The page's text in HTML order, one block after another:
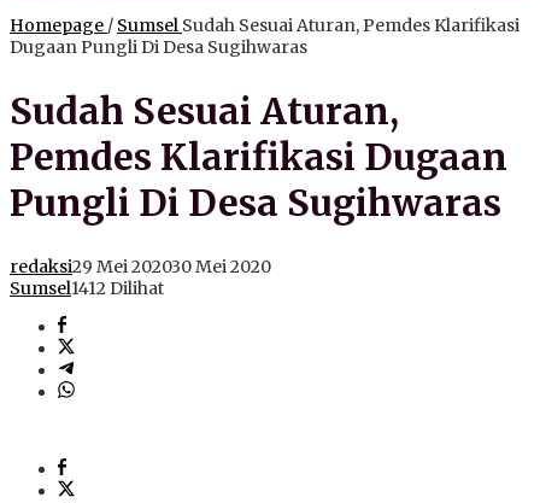
Homepage / Sumsel Sudah Sesuai Aturan, Pemdes Klarifikasi
Dugaan Pungli Di Desa Sugihwaras
Sudah Sesuai Aturan,
Pemdes Klarifikasi Dugaan
Pungli Di Desa Sugihwaras
redaksi29 Mei 202030 Mei 2020
Sumsel1412 Dilihat